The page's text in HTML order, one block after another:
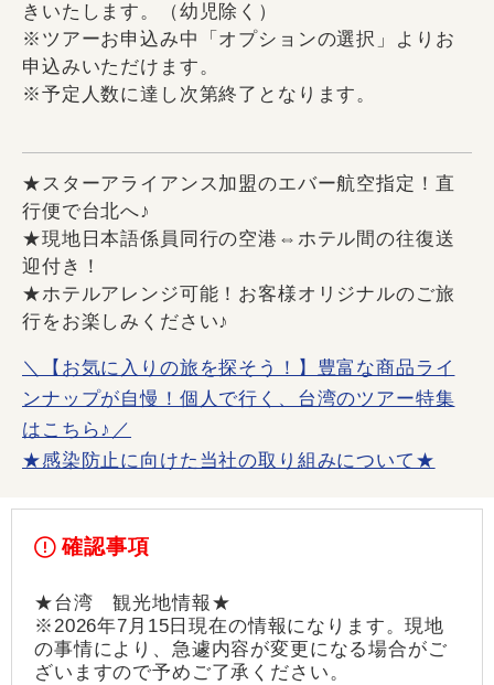
きいたします。（幼児除く）
※ツアーお申込み中「オプションの選択」よりお
申込みいただけます。
※予定人数に達し次第終了となります。
★スターアライアンス加盟のエバー航空指定！直
行便で台北へ♪
★現地日本語係員同行の空港⇔ホテル間の往復送
迎付き！
★ホテルアレンジ可能！お客様オリジナルのご旅
行をお楽しみください♪
＼【お気に入りの旅を探そう！】豊富な商品ライ
ンナップが自慢！個人で行く、台湾のツアー特集
はこちら♪／
★感染防止に向けた当社の取り組みについて★
確認事項
★台湾 観光地情報★
※2026年7月15日現在の情報になります。現地
の事情により、急遽内容が変更になる場合がご
ざいますので予めご了承ください。